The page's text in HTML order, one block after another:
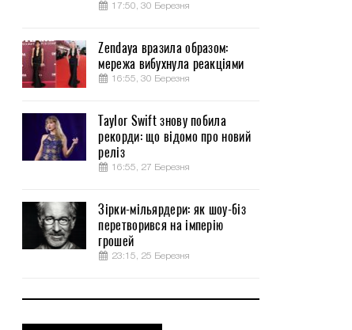
17:50, 30 Березня
Zendaya вразила образом:
мережа вибухнула реакціями
16:55, 30 Березня
Taylor Swift знову побила
рекорди: що відомо про новий
реліз
16:55, 27 Березня
Зірки-мільярдери: як шоу-біз
перетворився на імперію
грошей
23:15, 25 Березня